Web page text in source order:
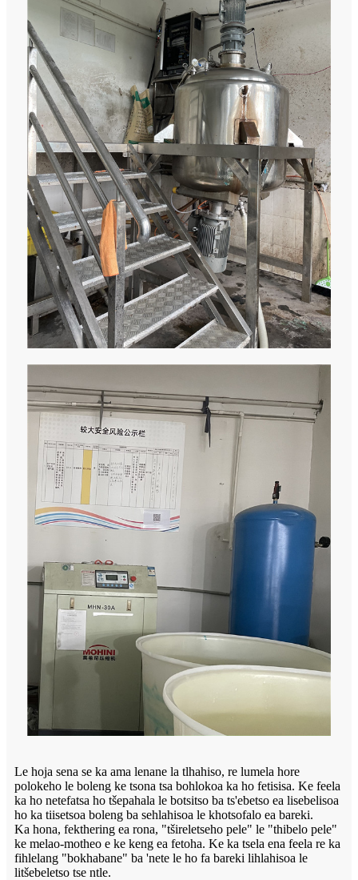
Le hoja sena se ka ama lenane la tlhahiso, re lumela hore
polokeho le boleng ke tsona tsa bohlokoa ka ho fetisisa. Ke feela
ka ho netefatsa ho tšepahala le botsitso ba ts'ebetso ea lisebelisoa
ho ka tiisetsoa boleng ba sehlahisoa le khotsofalo ea bareki.
Ka hona, fekthering ea rona, "tšireletseho pele" le "thibelo pele"
ke melao-motheo e ke keng ea fetoha. Ke ka tsela ena feela re ka
fihlelang "bokhabane" ba 'nete le ho fa bareki lihlahisoa le
litšebeletso tse ntle.